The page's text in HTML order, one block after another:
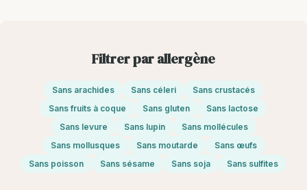
Filtrer par allergène
Sans arachides Sans céleri
Sans crustacés
Sans fruits à coque
Sans gluten
Sans lactose
Sans levure
Sans lupin
Sans mollécules
Sans mollusques
Sans moutarde
Sans œufs
Sans poisson
Sans sésame Sans soja Sans sulfites